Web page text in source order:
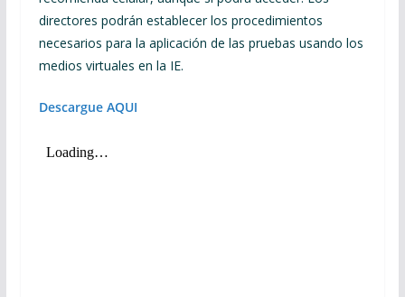
directores podrán establecer los procedimientos
necesarios para la aplicación de las pruebas usando los
medios virtuales en la IE.
Descargue AQUI